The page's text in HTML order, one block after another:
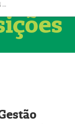
Prestador Essencial Gestão em Saúde Ereli (51004354-7)